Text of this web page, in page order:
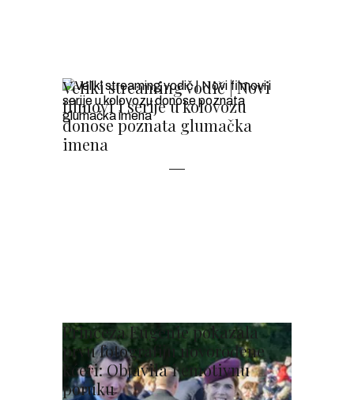
Veliki streaming vodič | Novi
filmovi i serije u kolovozu
donose poznata glumačka
imena
Princeza Eugenie pokazala
prvu fotografiju novorođene
kćeri: Objavila i emotivnu
poruku